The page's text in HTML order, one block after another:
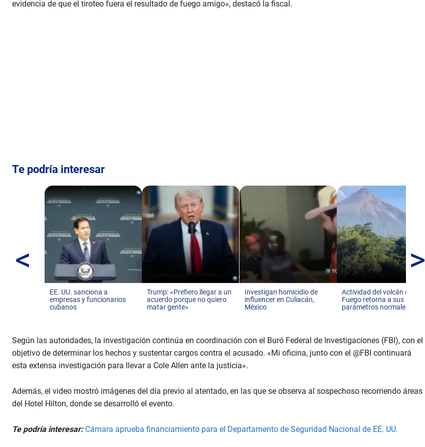
evidencia de que el tiroteo fuera el resultado de fuego amigo», destacó la fiscal.
Te podría interesar
<
EE. UU. sanciona a
empresas y funcionarios
cubanos
Trump: «Prefiero llegar a un
acuerdo porque no quiero
matar gente»
Investigan homicidio de
influencer en Culiacán,
México
Actividad del volcán de
Fuego retorna a sus
parámetros normales
>
Según las autoridades, la investigación continúa en coordinación con el Buró Federal de Investigaciones (FBI), con el
objetivo de determinar los hechos y sustentar cargos contra el acusado. «Mi oficina, junto con el @FBI continuará
esta extensa investigación para llevar a Cole Allen ante la justicia».
Además, el video mostró imágenes del día previo al atentado, en las que se observa al sospechoso recorriendo áreas
del Hotel Hilton, donde se desarrolló el evento.
Te podría interesar: Cámara aprueba financiamiento para el Departamento de Seguridad Nacional de EE. UU.